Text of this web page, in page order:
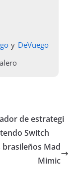
y DeVuego
de estrategi
Switch
Mad
Mimic